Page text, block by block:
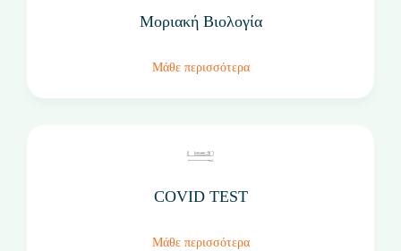
Μοριακή Βιολογία
Μάθε περισσότερα
COVID TEST
Μάθε περισσότερα